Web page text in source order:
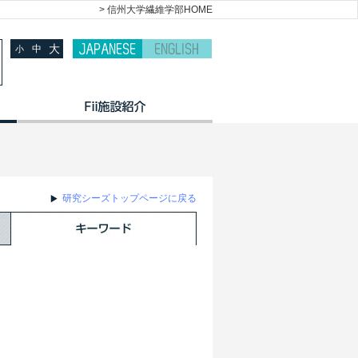
> 信州大学繊維学部HOME
小 中 大
研究シーズトップページに戻る